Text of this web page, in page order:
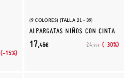
(-15%)
(9 COLORES) (TALLA 21 - 39)
ALPARGATAS NIÑOS CON CINTA
24,95€ (-30%)
17,46€